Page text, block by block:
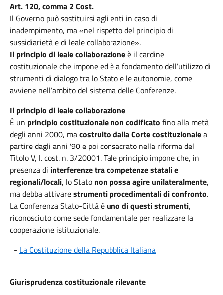
Art. 120, comma 2 Cost.
Il Governo può sostituirsi agli enti in caso di
inadempimento, ma «nel rispetto del principio di
sussidiarietà e di leale collaborazione».
Il principio di leale collaborazioneè il cardine
costituzionale che impone ed è a fondamento dell’utilizzo di
strumenti di dialogo tra lo Stato e le autonomie, come
avviene nell’ambito del sistema delle Conferenze.
Il principio di leale collaborazione
È un principio costituzionale non codificato fino alla metà
degli anni 2000, macostruito dalla Corte costituzionalea
partire dagli anni '90 e poi consacrato nella riforma del
Titolo V, l. cost. n. 3/20001. Tale principio impone che, in
presenza di interferenze tra competenze statali e
regionali/locali, lo Stato non possa agire unilateralmente,
ma debba attivarestrumenti procedimentali di confronto.
La Conferenza Stato-Città è uno di questi strumenti,
riconosciuto come sede fondamentale per realizzare la
cooperazione istituzionale.
- La Costituzione della Repubblica Italiana
Giurisprudenza costituzionale rilevante